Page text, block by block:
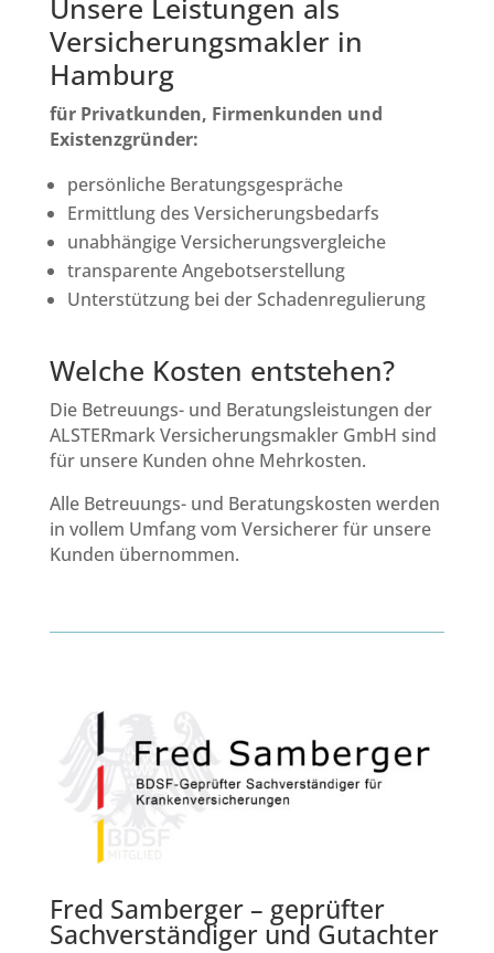
Unsere Leistungen als
Versicherungsmakler in
Hamburg
für Privatkunden, Firmenkunden und
Existenzgründer:
persönliche Beratungsgespräche
Ermittlung des Versicherungsbedarfs
unabhängige Versicherungsvergleiche
transparente Angebotserstellung
Unterstützung bei der Schadenregulierung
Welche Kosten entstehen?
Die Betreuungs- und Beratungsleistungen der
ALSTERmark Versicherungsmakler GmbH sind
für unsere Kunden ohne Mehrkosten.
Alle Betreuungs- und Beratungskosten werden
in vollem Umfang vom Versicherer für unsere
Kunden übernommen.
Fred Samberger – geprüfter
Sachverständiger und Gutachter